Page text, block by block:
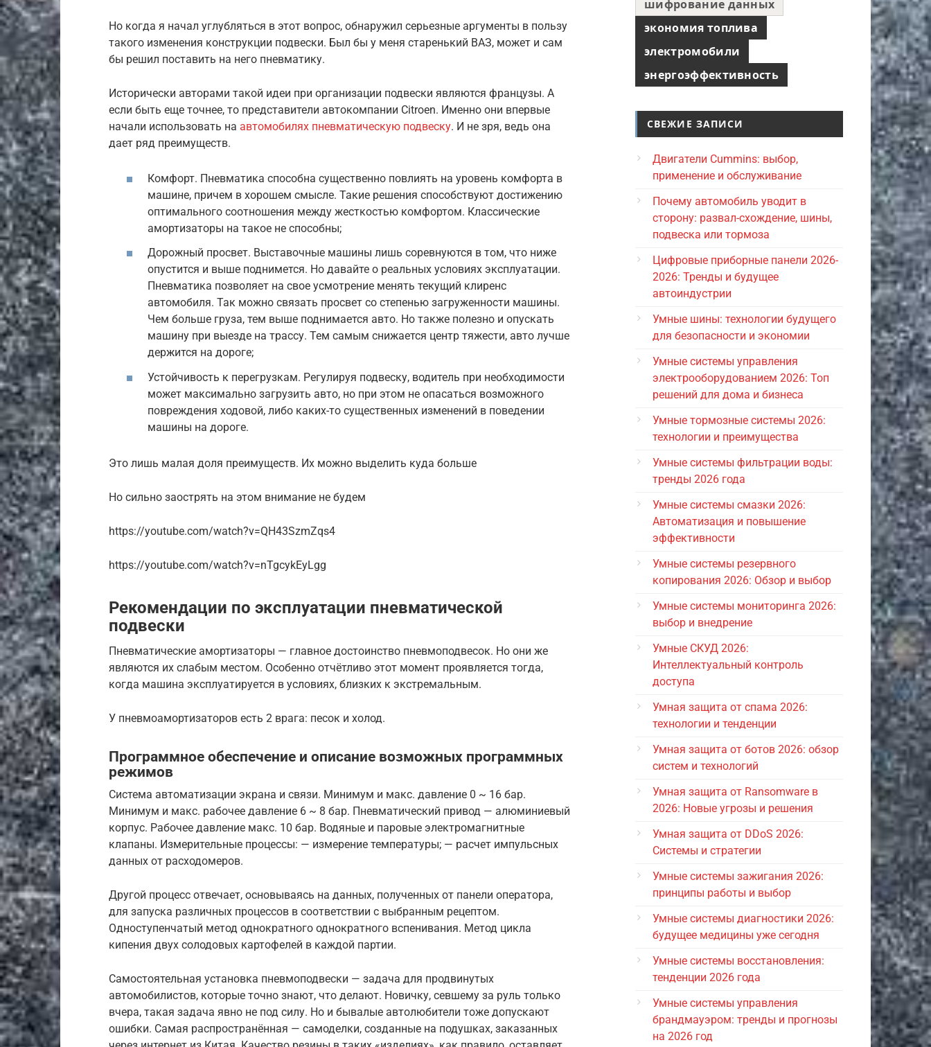
Но когда я начал углубляться в этот вопрос, обнаружил серьезные аргументы в пользу
такого изменения конструкции подвески. Был бы у меня старенький ВАЗ, может и сам
бы решил поставить на него пневматику.
Исторически авторами такой идеи при организации подвески являются французы. А
если быть еще точнее, то представители автокомпании Citroen. Именно они впервые
начали использовать на автомобилях пневматическую подвеску. И не зря, ведь она
дает ряд преимуществ.
Комфорт. Пневматика способна существенно повлиять на уровень комфорта в
машине, причем в хорошем смысле. Такие решения способствуют достижению
оптимального соотношения между жесткостью комфортом. Классические
амортизаторы на такое не способны;
Дорожный просвет. Выставочные машины лишь соревнуются в том, что ниже
опустится и выше поднимется. Но давайте о реальных условиях эксплуатации.
Пневматика позволяет на свое усмотрение менять текущий клиренс
автомобиля. Так можно связать просвет со степенью загруженности машины.
Чем больше груза, тем выше поднимается авто. Но также полезно и опускать
машину при выезде на трассу. Тем самым снижается центр тяжести, авто лучше
держится на дороге;
Устойчивость к перегрузкам. Регулируя подвеску, водитель при необходимости
может максимально загрузить авто, но при этом не опасаться возможного
повреждения ходовой, либо каких-то существенных изменений в поведении
машины на дороге.
Это лишь малая доля преимуществ. Их можно выделить куда больше
Но сильно заострять на этом внимание не будем
https://youtube.com/watch?v=QH43SzmZqs4
https://youtube.com/watch?v=nTgcykEyLgg
Рекомендации по эксплуатации пневматической
подвески
Пневматические амортизаторы — главное достоинство пневмоподвесок. Но они же
являются их слабым местом. Особенно отчётливо этот момент проявляется тогда,
когда машина эксплуатируется в условиях, близких к экстремальным.
У пневмоамортизаторов есть 2 врага: песок и холод.
Программное обеспечение и описание возможных программных
режимов
Система автоматизации экрана и связи. Минимум и макс. давление 0 ~ 16 бар.
Минимум и макс. рабочее давление 6 ~ 8 бар. Пневматический привод — алюминиевый
корпус. Рабочее давление макс. 10 бар. Водяные и паровые электромагнитные
клапаны. Измерительные процессы: — измерение температуры; — расчет импульсных
данных от расходомеров.
Другой процесс отвечает, основываясь на данных, полученных от панели оператора,
для запуска различных процессов в соответствии с выбранным рецептом.
Одноступенчатый метод однократного однократного вспенивания. Метод цикла
кипения двух солодовых картофелей в каждой партии.
Самостоятельная установка пневмоподвески — задача для продвинутых
автомобилистов, которые точно знают, что делают. Новичку, севшему за руль только
вчера, такая задача явно не под силу. Но и бывалые автолюбители тоже допускают
ошибки. Самая распространённая — самоделки, созданные на подушках, заказанных
шифрование данных
экономия топлива
электромобили
энергоэффективность
СВЕЖИЕ ЗАПИСИ
Двигатели Cummins: выбор,
применение и обслуживание
Почему автомобиль уводит в
сторону: развал-схождение, шины,
подвеска или тормоза
Цифровые приборные панели 2026-
2026: Тренды и будущее
автоиндустрии
Умные шины: технологии будущего
для безопасности и экономии
Умные системы управления
электрооборудованием 2026: Топ
решений для дома и бизнеса
Умные тормозные системы 2026:
технологии и преимущества
Умные системы фильтрации воды:
тренды 2026 года
Умные системы смазки 2026:
Автоматизация и повышение
эффективности
Умные системы резервного
копирования 2026: Обзор и выбор
Умные системы мониторинга 2026:
выбор и внедрение
Умные СКУД 2026:
Интеллектуальный контроль
доступа
Умная защита от спама 2026:
технологии и тенденции
Умная защита от ботов 2026: обзор
систем и технологий
Умная защита от Ransomware в
2026: Новые угрозы и решения
Умная защита от DDoS 2026:
Системы и стратегии
Умные системы зажигания 2026:
принципы работы и выбор
Умные системы диагностики 2026:
будущее медицины уже сегодня
Умные системы восстановления:
тенденции 2026 года
Умные системы управления
брандмауэром: тренды и прогнозы
на 2026 год